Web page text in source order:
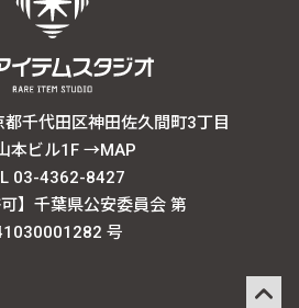
千代田区神田佐久間町3丁目
本ビル1F →MAP
03-4362-8427
可】千葉県公安委員会 第
号